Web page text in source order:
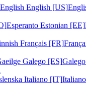
English English [US]
Esperanto Estonian [EE]
Français [FR]
Galego [ES]Galego
Italiano [IT]Italiano